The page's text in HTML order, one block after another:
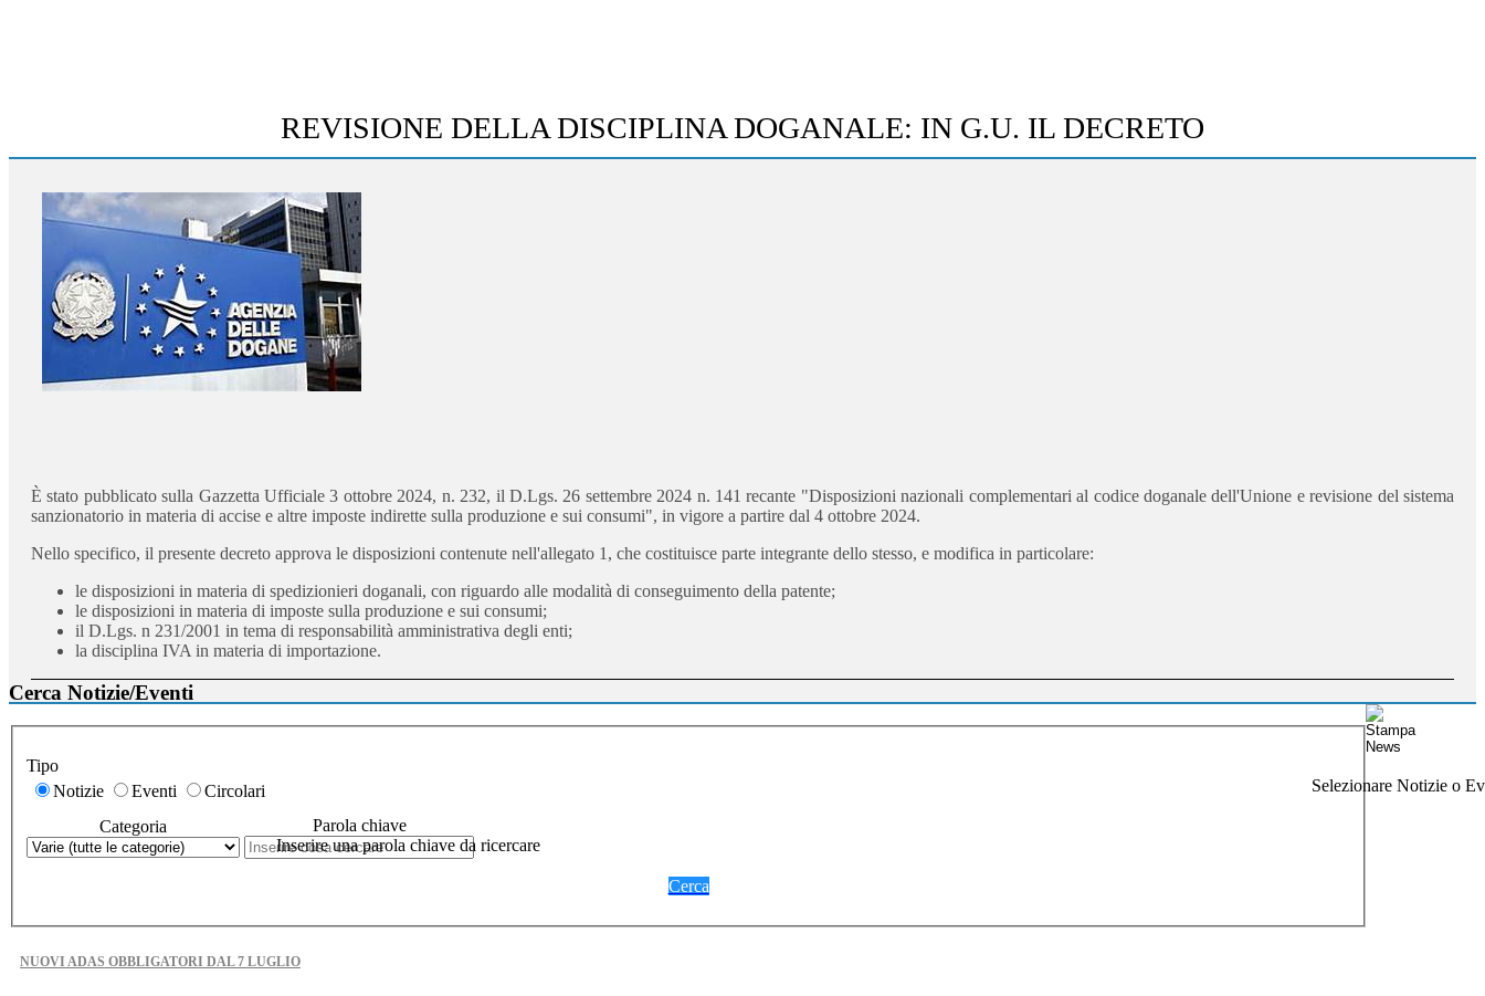
REVISIONE DELLA DISCIPLINA DOGANALE: IN G.U. IL DECRETO
È stato pubblicato sulla Gazzetta Ufficiale 3 ottobre 2024, n. 232, il D.Lgs. 26 settembre 2024 n. 141 recante "Disposizioni nazionali complementari al codice doganale dell'Unione e revisione del sistema
sanzionatorio in materia di accise e altre imposte indirette sulla produzione e sui consumi", in vigore a partire dal 4 ottobre 2024.
Nello specifico, il presente decreto approva le disposizioni contenute nell'allegato 1, che costituisce parte integrante dello stesso, e modifica in particolare:
le disposizioni in materia di spedizionieri doganali, con riguardo alle modalità di conseguimento della patente;
le disposizioni in materia di imposte sulla produzione e sui consumi;
il D.Lgs. n 231/2001 in tema di responsabilità amministrativa degli enti;
la disciplina IVA in materia di importazione.
Cerca Notizie/Eventi
Tipo
Selezionare Notizie o
Notizie Eventi
Circolari
Categoria
Parola chiave
Inserire una parola chiave da ricercare
Cerca
NUOVI ADAS OBBLIGATORI DAL 7 LUGLIO